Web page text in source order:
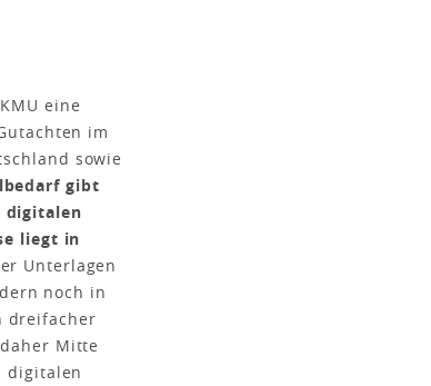
eine
im
sowie
gibt
digitalen
liegt in
Unterlagen
noch in
dreifacher
Mitte
digitalen